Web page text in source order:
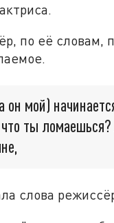
актриса.
по её словам,
он мой)
ты ломаешься?
слова